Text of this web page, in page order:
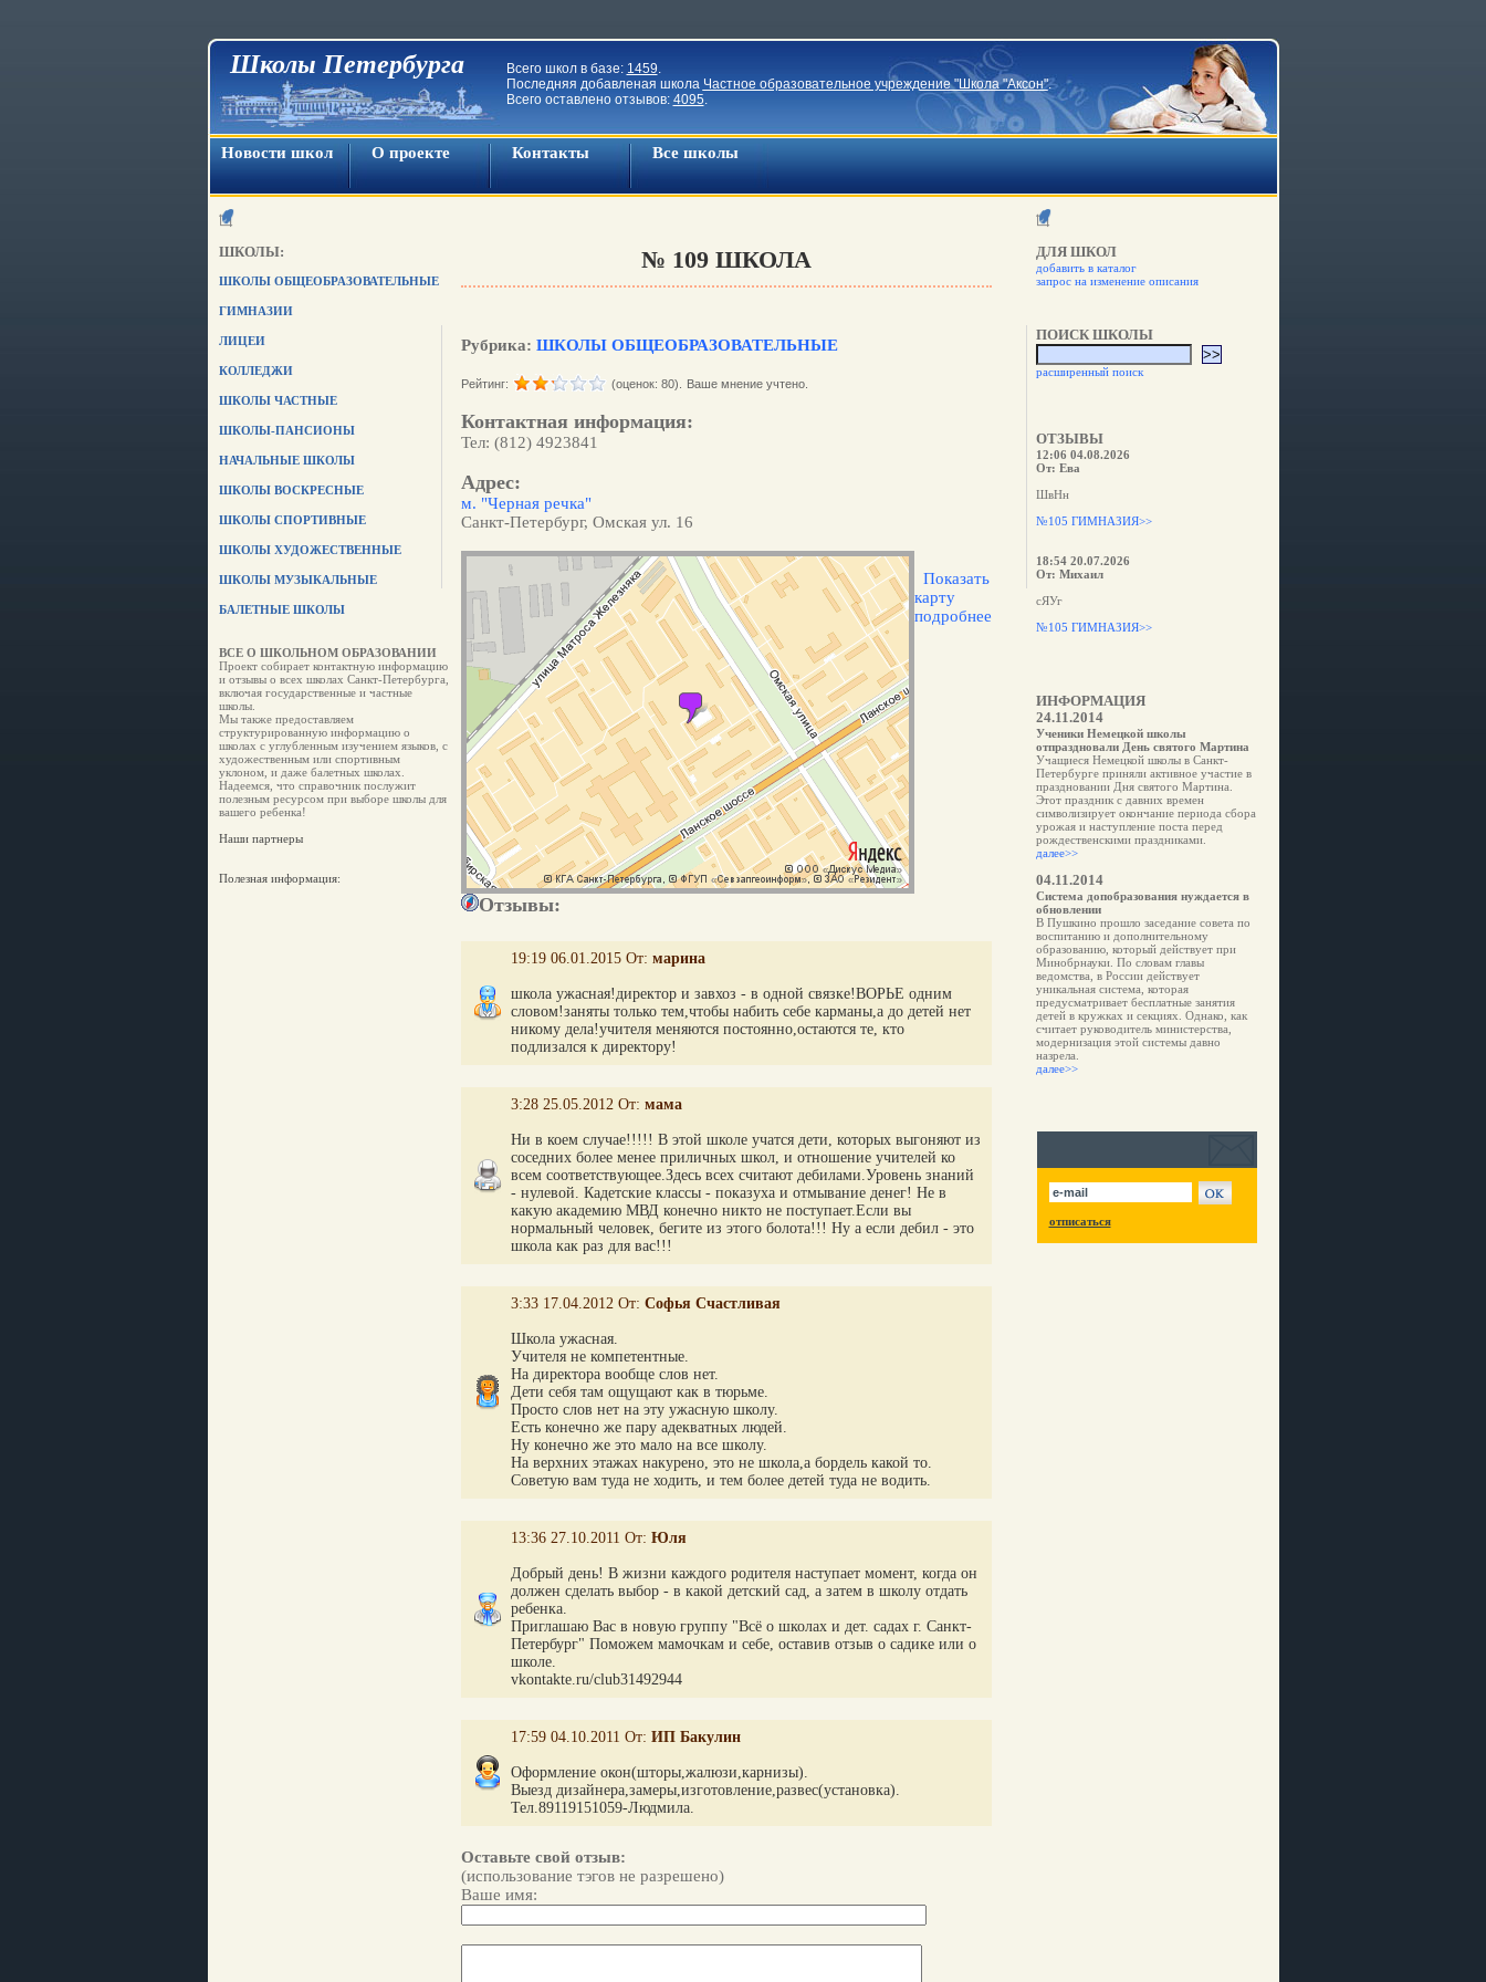
Школы Петербурга Всего школ в базе: 1459.
Последняя добавленая школа Частное образовательное учреждение "Школа "Аксон".
Всего оставлено отзывов: 4095.
Новости школ О проекте Контакты Все школы
ШКОЛЫ:
ШКОЛЫ ОБЩЕОБРАЗОВАТЕЛЬНЫЕ
ГИМНАЗИИ
ЛИЦЕИ
КОЛЛЕДЖИ
ШКОЛЫ ЧАСТНЫЕ
ШКОЛЫ-ПАНСИОНЫ
НАЧАЛЬНЫЕ ШКОЛЫ
ШКОЛЫ ВОСКРЕСНЫЕ
ШКОЛЫ СПОРТИВНЫЕ
ШКОЛЫ ХУДОЖЕСТВЕННЫЕ
ШКОЛЫ МУЗЫКАЛЬНЫЕ
БАЛЕТНЫЕ ШКОЛЫ
ВСЕ О ШКОЛЬНОМ ОБРАЗОВАНИИ
Проект собирает контактную информацию
и отзывы о всех школах Санкт-Петербурга,
включая государственные и частные
школы.
Мы также предоставляем
структурированную информацию о
школах с углубленным изучением языков, с
художественным или спортивным
уклоном, и даже балетных школах.
Надеемся, что справочник послужит
полезным ресурсом при выборе школы для
вашего ребенка!
Наши партнеры
Полезная информация:
№ 109 ШКОЛА
Рубрика: ШКОЛЫ ОБЩЕОБРАЗОВАТЕЛЬНЫЕ
Рейтинг: (оценок: 80). Ваше мнение учтено.
Контактная информация:
Тел: (812) 4923841
Адрес:
м. "Черная речка"
Санкт-Петербург, Омская ул. 16
Показать
карту
подробнее
Отзывы:
19:19 06.01.2015 От: марина
школа ужасная!директор и завхоз - в одной связке!ВОРЬЕ одним
словом!заняты только тем,чтобы набить себе карманы,а до детей нет
никому дела!учителя меняются постоянно,остаются те, кто
подлизался к директору!
3:28 25.05.2012 От: мама
Ни в коем случае!!!!! В этой школе учатся дети, которых выгоняют из
соседних более менее приличных школ, и отношение учителей ко
всем соответствующее.Здесь всех считают дебилами.Уровень знаний
- нулевой. Кадетские классы - показуха и отмывание денег! Не в
какую академию МВД конечно никто не поступает.Если вы
нормальный человек, бегите из этого болота!!! Ну а если дебил - это
школа как раз для вас!!!
3:33 17.04.2012 От: Софья Счастливая
Школа ужасная.
Учителя не компетентные.
На директора вообще слов нет.
Дети себя там ощущают как в тюрьме.
Просто слов нет на эту ужасную школу.
Есть конечно же пару адекватных людей.
Ну конечно же это мало на все школу.
На верхних этажах накурено, это не школа,а бордель какой то.
Советую вам туда не ходить, и тем более детей туда не водить.
13:36 27.10.2011 От: Юля
Добрый день! В жизни каждого родителя наступает момент, когда он
должен сделать выбор - в какой детский сад, а затем в школу отдать
ребенка.
Приглашаю Вас в новую группу "Всё о школах и дет. садах г. Санкт-
Петербург" Поможем мамочкам и себе, оставив отзыв о садике или о
школе.
vkontakte.ru/club31492944
17:59 04.10.2011 От: ИП Бакулин
Оформление окон(шторы,жалюзи,карнизы).
Выезд дизайнера,замеры,изготовление,развес(установка).
Тел.89119151059-Людмила.
Оставьте свой отзыв:
(использование тэгов не разрешено)
Ваше имя:
ДЛЯ ШКОЛ
добавить в каталог
запрос на изменение описания
ПОИСК ШКОЛЫ
расширенный поиск
ОТЗЫВЫ
12:06 04.08.2026
От: Ева
ШвНн
№105 ГИМНАЗИЯ>>
18:54 20.07.2026
От: Михаил
сЯУг
№105 ГИМНАЗИЯ>>
ИНФОРМАЦИЯ
24.11.2014
Ученики Немецкой школы
отпраздновали День святого Мартина
Учащиеся Немецкой школы в Санкт-
Петербурге приняли активное участие в
праздновании Дня святого Мартина.
Этот праздник с давних времен
символизирует окончание периода сбора
урожая и наступление поста перед
рождественскими праздниками.
далее>>
04.11.2014
Система допобразования нуждается в
обновлении
В Пушкино прошло заседание совета по
воспитанию и дополнительному
образованию, который действует при
Минобрнауки. По словам главы
ведомства, в России действует
уникальная система, которая
предусматривает бесплатные занятия
детей в кружках и секциях. Однако, как
считает руководитель министерства,
модернизация этой системы давно
назрела.
далее>>
отписаться